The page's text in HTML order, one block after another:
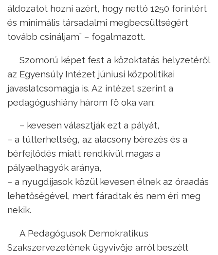
áldozatot hozni azért, hogy nettó 1250 forintért
és minimális társadalmi megbecsültségért
tovább csináljam” – fogalmazott.
Szomorú képet fest a közoktatás helyzetéről
az Egyensúly Intézet júniusi közpolitikai
javaslatcsomagja is. Az intézet szerint a
pedagógushiány három fő oka van:
– kevesen választják ezt a pályát,
– a túlterheltség, az alacsony bérezés és a
bérfejlődés miatt rendkívül magas a
pályaelhagyók aránya,
– a nyugdíjasok közül kevesen élnek az óraadás
lehetőségével, mert fáradtak és nem éri meg
nekik.
A Pedagógusok Demokratikus
Szakszervezetének ügyvivője arról beszélt